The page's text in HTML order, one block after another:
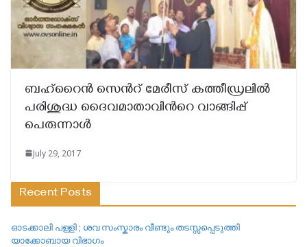
ബഹ്‌റൈൻ സെൻറ് മേരീസ് കത്തീഡ്രലില്‍
പരിശുദ്ധ ദൈവമാതാവിൻറെ വാങ്ങിപ്പ്
പെരുന്നാള്‍
July 29, 2017
Recent Posts
ഓടക്കാലി പള്ളി ; ശവ സംസ്കാരം വീണ്ടും തടസ്സപ്പെടുത്തി
യാക്കോബായ വിഭാഗം